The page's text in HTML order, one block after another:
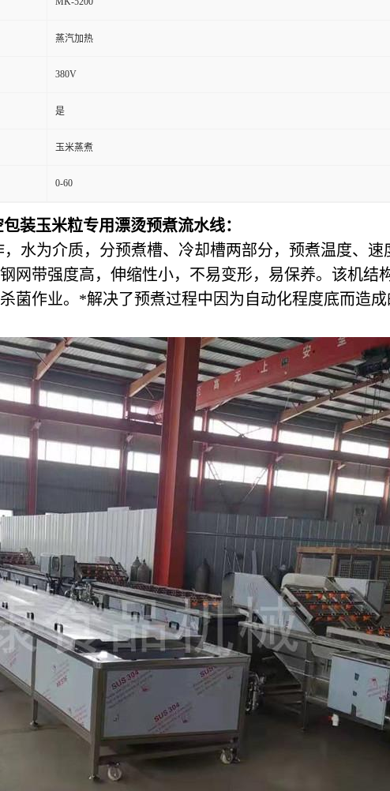
蒸汽加热
380V
是
玉米蒸煮
0-60
装玉米粒专用漂烫预煮流水线：
，水为介质，分预煮槽、冷却槽两部分，预煮温度、
网带强度高，伸缩性小，不易变形，易保养。该机
菌作业。*解决了预煮过程中因为自动化程度底而造